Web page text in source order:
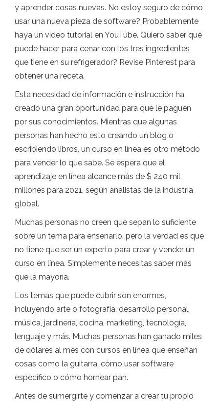
y aprender cosas nuevas. No estoy seguro de cómo
usar una nueva pieza de software? Probablemente
haya un video tutorial en YouTube. Quiero saber qué
puede hacer para cenar con los tres ingredientes
que tiene en su refrigerador? Revise Pinterest para
obtener una receta.
Esta necesidad de información e instrucción ha
creado una gran oportunidad para que le paguen
por sus conocimientos. Mientras que algunas
personas han hecho esto creando un blog o
escribiendo libros, un curso en línea es otro método
para vender lo que sabe. Se espera que el
aprendizaje en línea alcance más de $ 240 mil
millones para 2021, según analistas de la industria
global.
Muchas personas no creen que sepan lo suficiente
sobre un tema para enseñarlo, pero la verdad es que
no tiene que ser un experto para crear y vender un
curso en línea. Simplemente necesitas saber más
que la mayoría.
Los temas que puede cubrir son enormes,
incluyendo arte o fotografía, desarrollo personal,
música, jardinería, cocina, marketing, tecnología,
lenguaje y más. Muchas personas han ganado miles
de dólares al mes con cursos en línea que enseñan
cosas como la guitarra, cómo usar software
específico o cómo hornear pan.
Antes de sumergirte y comenzar a crear tu propio